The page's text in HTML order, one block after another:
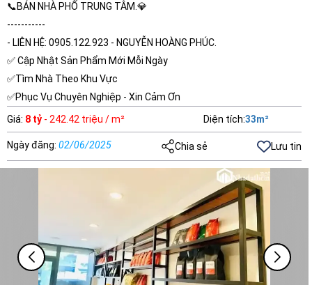
📞BÁN NHÀ PHỐ TRUNG TÂM.💎
-----------
- LIÊN HỆ: 0905.122.923 - NGUYỄN HOÀNG PHÚC.
✅ Cập Nhật Sản Phẩm Mới Mỗi Ngày
✅Tìm Nhà Theo Khu Vực
✅Phục Vụ Chuyên Nghiệp - Xin Cảm Ơn
Giá: 8 tỷ - 242.42 triệu / m² Diện tích:33m²
Ngày đăng: 02/06/2025 Chia sẻ Lưu tin